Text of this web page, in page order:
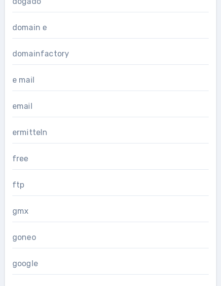
domain e
domainfactory
e mail
email
ermitteln
free
ftp
gmx
goneo
google